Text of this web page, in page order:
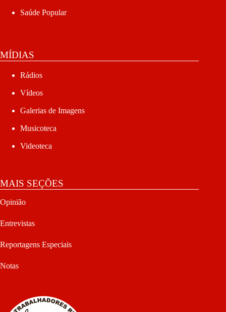
Saúde Popular
MÍDIAS
Rádios
Vídeos
Galerias de Imagens
Musicoteca
Videoteca
MAIS SEÇÕES
Opinião
Entrevistas
Reportagens Especiais
Notas